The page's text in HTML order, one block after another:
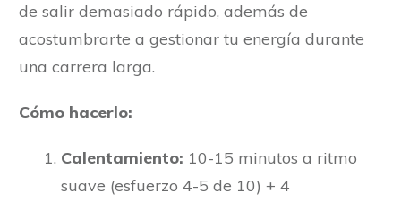
de salir demasiado rápido, además de
acostumbrarte a gestionar tu energía durante
una carrera larga.
Cómo hacerlo:
Calentamiento: 10-15 minutos a ritmo
suave (esfuerzo 4-5 de 10) + 4